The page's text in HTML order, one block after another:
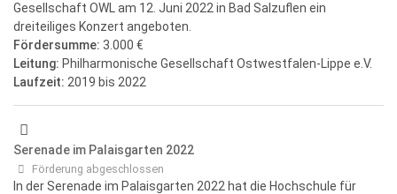
Gesellschaft OWL am 12. Juni 2022 in Bad Salzuflen ein
dreiteiliges Konzert angeboten.
Fördersumme: 3.000 €
Leitung: Philharmonische Gesellschaft Ostwestfalen-Lippe e.V.
Laufzeit: 2019 bis 2022
Serenade im Palaisgarten 2022
Förderung abgeschlossen
In der Serenade im Palaisgarten 2022 hat die Hochschule für